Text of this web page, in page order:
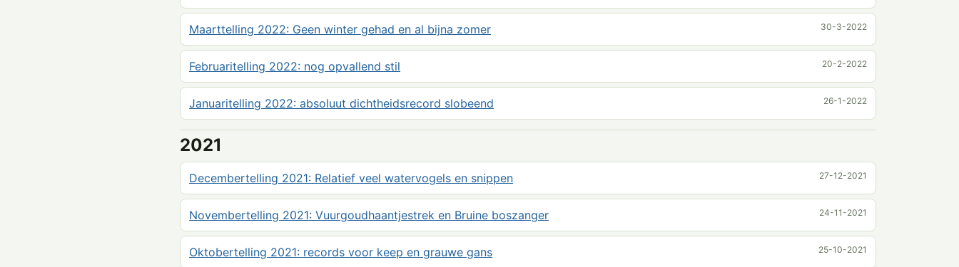
Maarttelling 2022: Geen winter gehad en al bijna zomer 30-3-2022
Februaritelling 2022: nog opvallend stil 20-2-2022
Januaritelling 2022: absoluut dichtheidsrecord slobeend 26-1-2022
2021
Decembertelling 2021: Relatief veel watervogels en snippen 27-12-2021
Novembertelling 2021: Vuurgoudhaantjestrek en Bruine boszanger 24-11-2021
Oktobertelling 2021: records voor keep en grauwe gans 25-10-2021